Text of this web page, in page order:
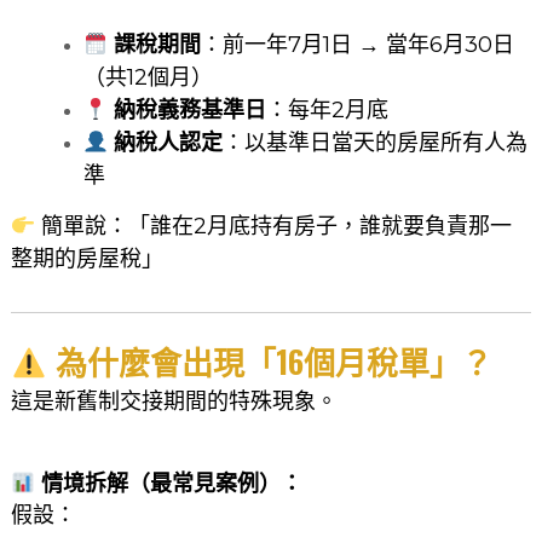
課稅期間 ：前一年7月1日 → 當年6月30日
（共12個月）
納稅義務基準日 ：每年2月底
納稅人認定：以基準日當天的房屋所有人為
準
簡單說：「誰在2月底持有房子，誰就要負責那一
整期的房屋稅」
為什麼會出現「16個月稅單」？
這是新舊制交接期間的特殊現象。
情境拆解（最常見案例）：
假設：